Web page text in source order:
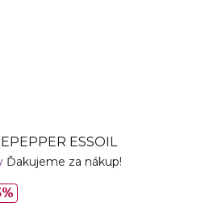
ESSOIL
Ďakujeme za nákup!